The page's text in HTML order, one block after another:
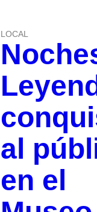
LOCAL
al
en el